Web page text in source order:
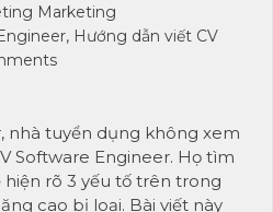
Marketing
, Hướng dẫn viết CV
nhà tuyển dụng không xem
Software Engineer. Họ tìm
rõ 3 yếu tố trên trong
cao bị loại. Bài viết này